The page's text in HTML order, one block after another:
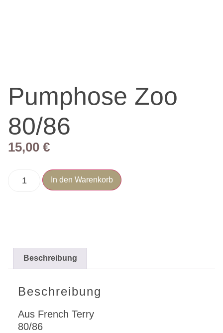
Pumphose Zoo
80/86
15,00 €
In den Warenkorb
Beschreibung
Beschreibung
Aus French Terry
80/86